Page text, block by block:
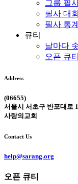
그룹 필
필사 대회
필사 통계
큐티
날마다
오픈 큐티
Address
(06655)
서울시 서초구 반포대로
사랑의교회
Contact Us
help@sarang.org
오픈 큐티